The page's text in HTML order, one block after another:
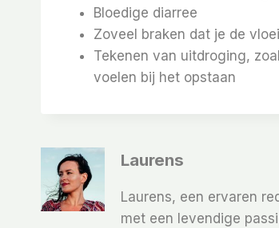
Bloedige diarree
Zoveel braken dat je de
Tekenen van uitdroging,
voelen bij het opstaan
Laurens
Laurens, een ervaren
met een levendige